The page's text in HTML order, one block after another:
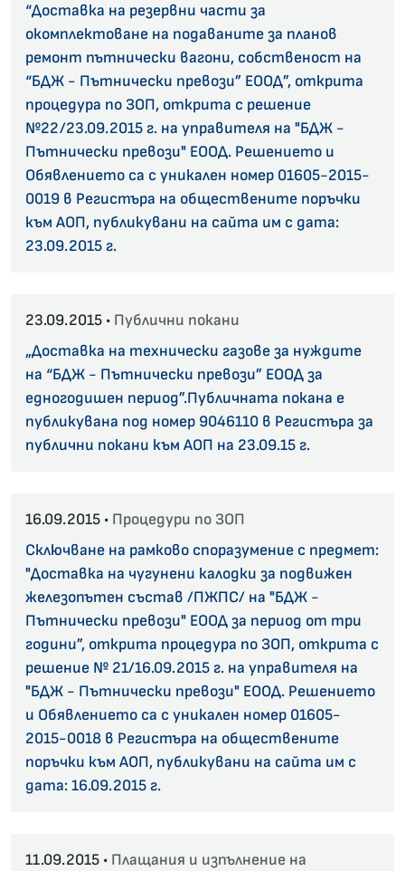
“Доставка на резервни части за
окомплектоване на подаваните за планов
ремонт пътнически вагони, собственост на
“БДЖ - Пътнически превози” ЕООД”, открита
процедура по ЗОП, открита с решение
№22/23.09.2015 г. на управителя на "БДЖ -
Пътнически превози" ЕООД. Решението и
Обявлението са с уникален номер 01605-2015-
0019 в Регистъра на обществените поръчки
към АОП, публикувани на сайта им с дата:
23.09.2015 г.
23.09.2015 • Публични покани
„Доставка на технически газове за нуждите
на “БДЖ - Пътнически превози” ЕООД за
едногодишен период”.Публичната покана е
публикувана под номер 9046110 в Регистъра за
публични покани към АОП на 23.09.15 г.
16.09.2015 • Процедури по ЗОП
Сключване на рамково споразумение с предмет:
"Доставка на чугунени калодки за подвижен
железопътен състав /ПЖПС/ на "БДЖ -
Пътнически превози" ЕООД за период от три
години”, открита процедура по ЗОП, открита с
решение № 21/16.09.2015 г. на управителя на
"БДЖ - Пътнически превози" ЕООД. Решението
и Обявлението са с уникален номер 01605-
2015-0018 в Регистъра на обществените
поръчки към АОП, публикувани на сайта им с
дата: 16.09.2015 г.
11.09.2015 • Плащания и изпълнение на